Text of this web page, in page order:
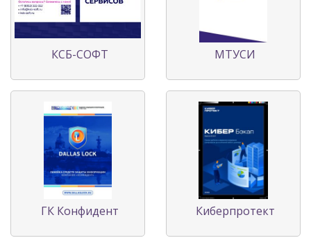
КСБ-СОФТ МТУСИ
ГК Конфидент Киберпротект